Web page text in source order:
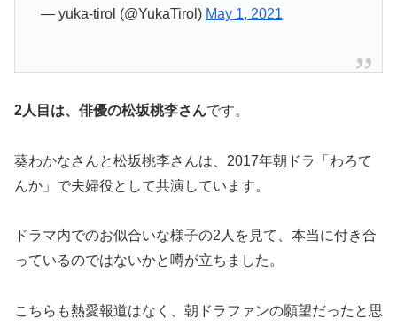
— yuka-tirol (@YukaTirol) May 1, 2021
2人目は、俳優の松坂桃李さんです。
葵わかなさんと松坂桃李さんは、2017年朝ドラ「わろて
んか」で夫婦役として共演しています。
ドラマ内でのお似合いな様子の2人を見て、本当に付き合
っているのではないかと噂が立ちました。
こちらも熱愛報道はなく、朝ドラファンの願望だったと思